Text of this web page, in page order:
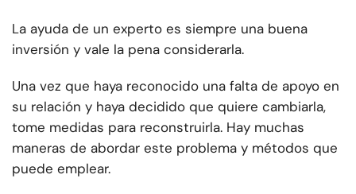
La ayuda de un experto es siempre una buena
inversión y vale la pena considerarla.
Una vez que haya reconocido una falta de apoyo en
su relación y haya decidido que quiere cambiarla,
tome medidas para reconstruirla. Hay muchas
maneras de abordar este problema y métodos que
puede emplear.